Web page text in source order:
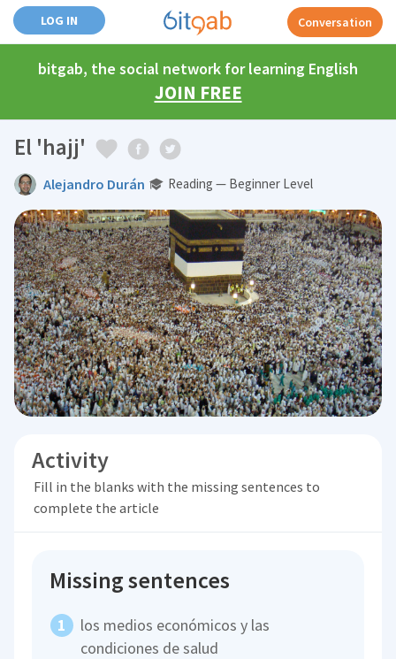
LOG IN Conversation
bitgab, the social network for learning English
JOIN FREE
El 'hajj'
Alejandro Durán Reading — Beginner Level
Activity
Fill in the blanks with the missing sentences to
complete the article
Missing sentences
los medios económicos y las
condiciones de salud